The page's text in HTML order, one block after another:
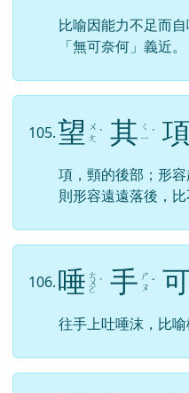
比喻因能力不足而
「無可奈何」義近。
105.望
ㄨ
ㄤ ˋ 其 ㄑ
ㄧ ˊ 項
項，頸的後部；形
則形容遠遠落後，比
106.唾 ㄊ
ㄨ
ㄛ
ˋ 手 ㄕ
ㄡ ˇ 可
往手上吐唾沫，比喻